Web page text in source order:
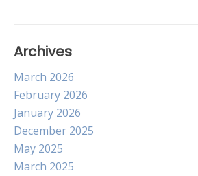
Archives
March 2026
February 2026
January 2026
December 2025
May 2025
March 2025